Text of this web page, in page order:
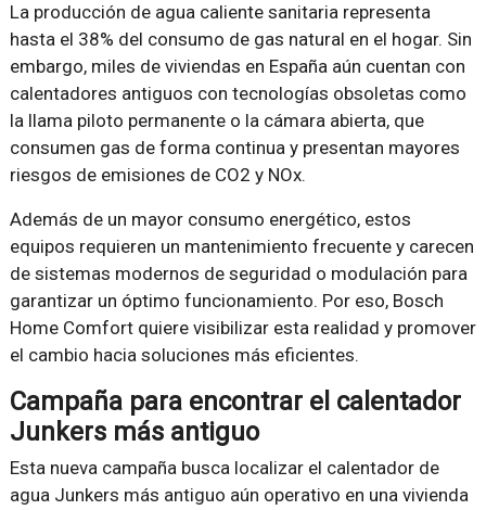
La producción de agua caliente sanitaria representa
hasta el 38% del consumo de gas natural en el hogar. Sin
embargo, miles de viviendas en España aún cuentan con
calentadores antiguos con tecnologías obsoletas como
la llama piloto permanente o la cámara abierta, que
consumen gas de forma continua y presentan mayores
riesgos de emisiones de CO2 y NOx.
Además de un mayor consumo energético, estos
equipos requieren un mantenimiento frecuente y carecen
de sistemas modernos de seguridad o modulación para
garantizar un óptimo funcionamiento. Por eso, Bosch
Home Comfort quiere visibilizar esta realidad y promover
el cambio hacia soluciones más eficientes.
Campaña para encontrar el calentador
Junkers más antiguo
Esta nueva campaña busca localizar el calentador de
agua Junkers más antiguo aún operativo en una vivienda